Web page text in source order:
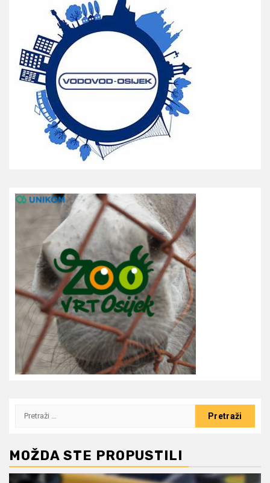
Pretraži:
MOŽDA STE PROPUSTILI